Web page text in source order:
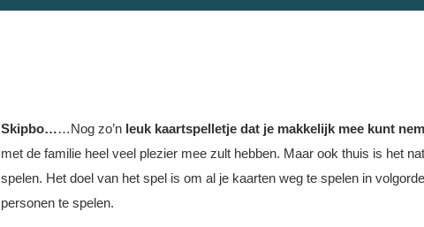
Skipbo……Nog zo’n leuk kaartspelletje dat je makkelijk mee kunt
met de familie heel veel plezier mee zult hebben. Maar ook thuis is het
spelen. Het doel van het spel is om al je kaarten weg te spelen in
personen te spelen.